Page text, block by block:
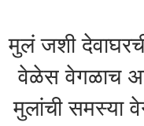
मुलं जशी
वेळेस वेगळाच
मुलांची समस्या